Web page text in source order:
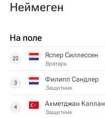
Неймеген
На поле
22 Яспер Силлессен
Вратарь
3 Филипп Сандлер
Защитник
4 Ахметджан Каплан
Защитник